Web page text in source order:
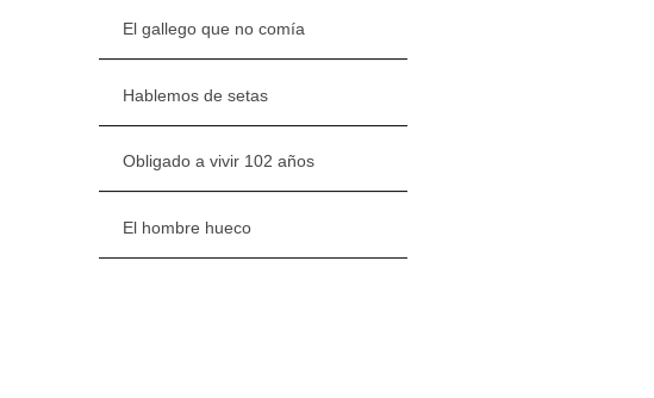
El gallego que no comía
Hablemos de setas
Obligado a vivir 102 años
El hombre hueco